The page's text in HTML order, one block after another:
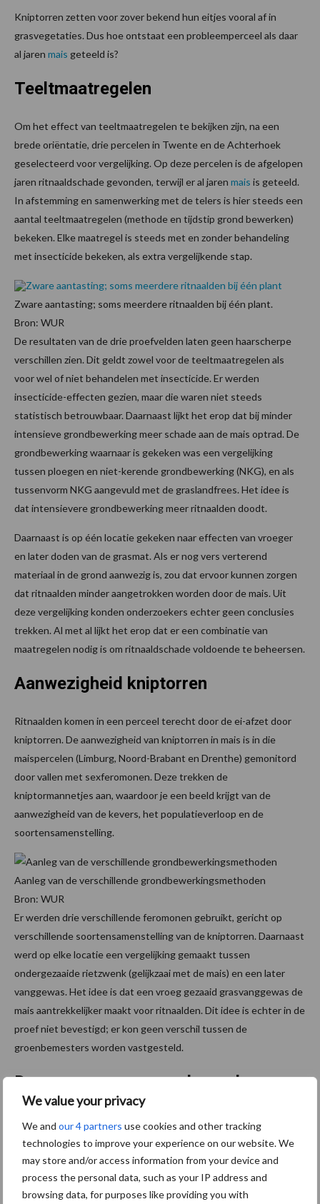
We value your privacy
We and our 4 partners use cookies and other tracking
technologies to improve your experience on our website. We
may store and/or access information from your device and
process the personal data, such as your IP address and
browsing data, for purposes like providing you with
Kniptorren zetten voor zover bekend hun eitjes vooral af in
grasvegetaties. Dus hoe ontstaat een probleemperceel als daar
al jaren mais geteeld is?
Teeltmaatregelen
Om het effect van teeltmaatregelen te bekijken zijn, na een
brede oriëntatie, drie percelen in Twente en de Achterhoek
geselecteerd voor vergelijking. Op deze percelen is de afgelopen
jaren ritnaaldschade gevonden, terwijl er al jaren mais is geteeld.
In afstemming en samenwerking met de telers is hier steeds een
aantal teeltmaatregelen (methode en tijdstip grond bewerken)
bekeken. Elke maatregel is steeds met en zonder behandeling
met insecticide bekeken, als extra vergelijkende stap.
Zware aantasting; soms meerdere ritnaalden bij één plant.
Bron: WUR
De resultaten van de drie proefvelden laten geen haarscherpe
verschillen zien. Dit geldt zowel voor de teeltmaatregelen als
voor wel of niet behandelen met insecticide. Er werden
insecticide-effecten gezien, maar die waren niet steeds
statistisch betrouwbaar. Daarnaast lijkt het erop dat bij minder
intensieve grondbewerking meer schade aan de mais optrad. De
grondbewerking waarnaar is gekeken was een vergelijking
tussen ploegen en niet-kerende grondbewerking (NKG), en als
tussenvorm NKG aangevuld met de graslandfrees. Het idee is
dat intensievere grondbewerking meer ritnaalden doodt.
Daarnaast is op één locatie gekeken naar effecten van vroeger
en later doden van de grasmat. Als er nog vers verterend
materiaal in de grond aanwezig is, zou dat ervoor kunnen zorgen
dat ritnaalden minder aangetrokken worden door de mais. Uit
deze vergelijking konden onderzoekers echter geen conclusies
trekken. Al met al lijkt het erop dat er een combinatie van
maatregelen nodig is om ritnaaldschade voldoende te beheersen.
Aanwezigheid kniptorren
Ritnaalden komen in een perceel terecht door de ei-afzet door
kniptorren. De aanwezigheid van kniptorren in mais is in die
maispercelen (Limburg, Noord-Brabant en Drenthe) gemonitord
door vallen met sexferomonen. Deze trekken de
kniptormannetjes aan, waardoor je een beeld krijgt van de
aanwezigheid van de kevers, het populatieverloop en de
soortensamenstelling.
Aanleg van de verschillende grondbewerkingsmethoden
Bron: WUR
Er werden drie verschillende feromonen gebruikt, gericht op
verschillende soortensamenstelling van de kniptorren. Daarnaast
werd op elke locatie een vergelijking gemaakt tussen
ondergezaaide rietzwenk (gelijkzaai met de mais) en een later
vanggewas. Het idee is dat een vroeg gezaaid grasvanggewas de
mais aantrekkelijker maakt voor ritnaalden. Dit idee is echter in de
proef niet bevestigd; er kon geen verschil tussen de
groenbemesters worden vastgesteld.
Doe mee aan meer onderzoek naar
schade door ritnaalden
Deze (eerste) proeven leveren in 2021 nog niet het ei van
Columbus op, maar bieden genoeg aanknopingspunten om op
verder te bouwen in 2022. Maistelers die ook ervaring hebben